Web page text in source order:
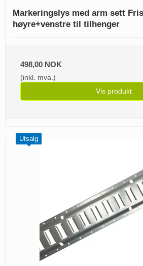
Markeringslys med arm sett
høyre+venstre til tilhenger
498,00 NOK
(inkl. mva.)
Vis produkt
Utsalg